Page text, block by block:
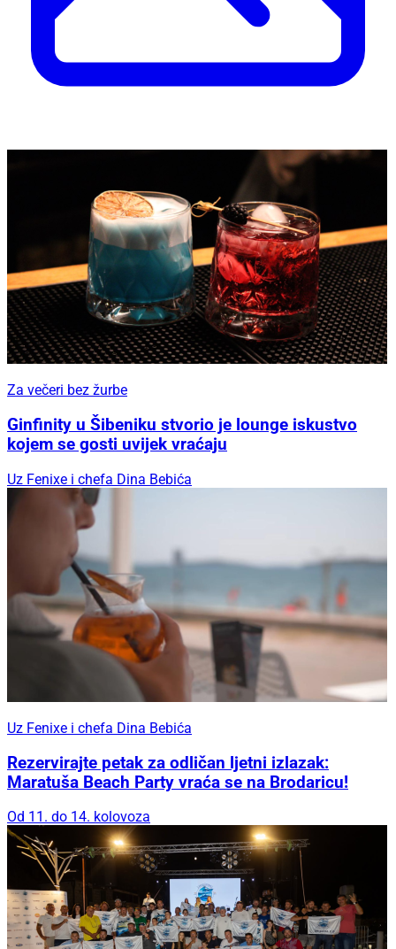
Za večeri bez žurbe
Ginfinity u Šibeniku stvorio je lounge iskustvo
kojem se gosti uvijek vraćaju
Uz Fenixe i chefa Dina Bebića
Uz Fenixe i chefa Dina Bebića
Rezervirajte petak za odličan ljetni izlazak:
Maratuša Beach Party vraća se na Brodaricu!
Od 11. do 14. kolovoza